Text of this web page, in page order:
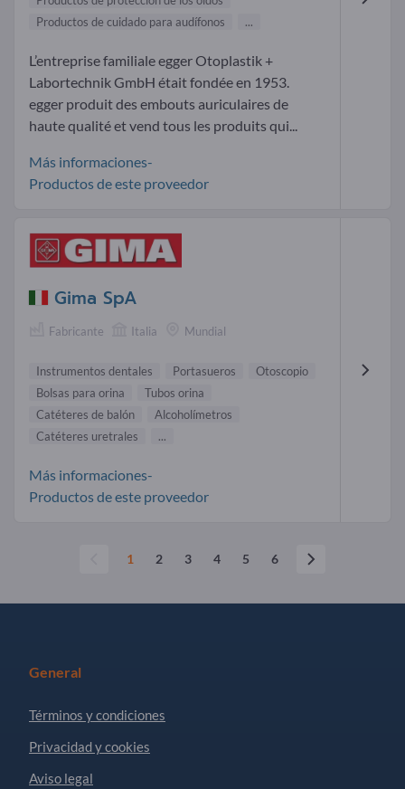
Productos de cuidado para audífonos
...
L’entreprise familiale egger Otoplastik +
Labortechnik GmbH était fondée en 1953.
egger produit des embouts auriculaires de
haute qualité et vend tous les produits qui...
Más informaciones-
Productos de este proveedor
Gima SpA
Fabricante Italia Mundial
Instrumentos dentales Portasueros
Otoscopio
Bolsas para orina
Tubos orina
Catéteres de balón
Alcoholímetros
Catéteres uretrales
...
Más informaciones-
Productos de este proveedor
1 2 3 4 5 6
General
Términos y condiciones
Privacidad y cookies
Aviso legal